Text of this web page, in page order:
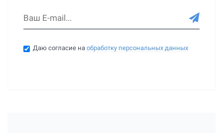
Даю согласие наобработку персональных данных